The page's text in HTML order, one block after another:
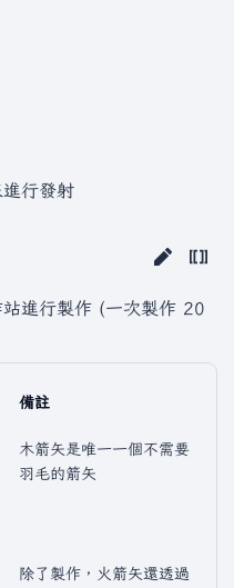
進行發射
進行製作 (一次製作 20
備註
木箭矢是唯一一個不需要
羽毛的箭矢
除了製作，火箭矢還透過